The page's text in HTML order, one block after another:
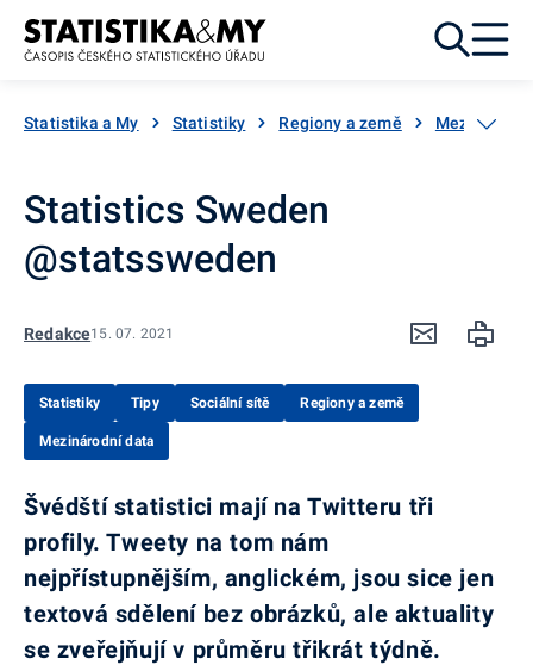
Přejít k obsahu
Statistika a My Statistiky Regiony a země
Statistics Sweden
@statssweden
Redakce15. 07. 2021
Statistiky Tipy Sociální sítě Regiony a země
Mezinárodní data
Švédští statistici mají na Twitteru tři
profily. Tweety na tom nám
nejpřístupnějším, anglickém, jsou sice jen
textová sdělení bez obrázků, ale aktuality
se zveřejňují v průměru třikrát týdně.